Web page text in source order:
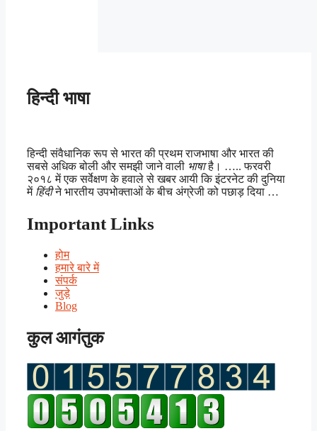
हिन्दी भाषा
हिन्दी संवैधानिक रूप से भारत की प्रथम राजभाषा और भारत की
सबसे अधिक बोली और समझी जाने वाली भाषाहै। ….. फरवरी
२०१८ में एक सर्वेक्षण के हवाले से खबर आयी कि इंटरनेट की दुनिया
में हिंदीने भारतीय उपभोक्ताओं के बीच अंग्रेजी को पछाड़ दिया …
Important Links
होम
हमारे बारे में
संपर्क
जुड़े
Blog
कुल आगंतुक